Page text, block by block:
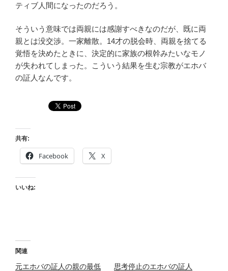
ティブ人間になったのだろう。
そういう意味では両親には感謝すべきなのだが、既に両
親とは没交渉。一家離散。14才の脱会時、両親を捨てる
覚悟を決めたときに、決定的に家族の根幹みたいなモノ
が失われてしまった。こういう結果を生む宗教がエホバ
の証人なんです。
共有:
Facebook X
いいね:
関連
元エホバの証人の親の最低 思考停止のエホバの証人